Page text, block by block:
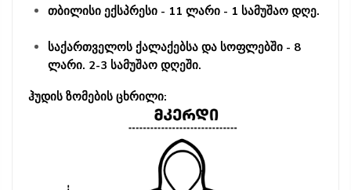
თბილისი ექსპრესი - 11 ლარი - 1 სამუშაო დღე.
საქართველოს ქალაქებსა და სოფლებში - 8
ლარი. 2-3 სამუშაო დღეში.
ჰუდის ზომების ცხრილი: